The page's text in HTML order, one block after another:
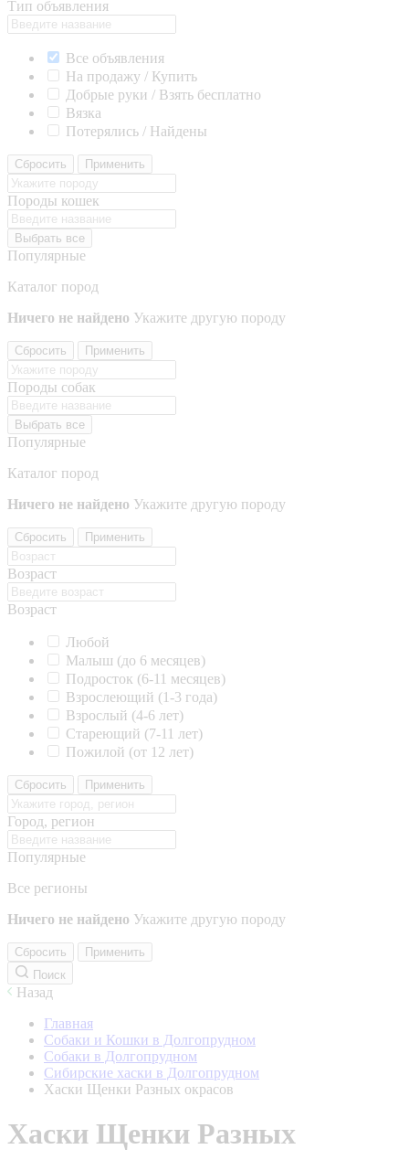
Тип объявления
Все объявления
На продажу / Купить
Добрые руки / Взять бесплатно
Вязка
Потерялись / Найдены
Сбросить Применить
Породы кошек
Выбрать все
Популярные
Каталог пород
Ничего не найдено Укажите другую породу
Сбросить Применить
Породы собак
Выбрать все
Популярные
Каталог пород
Ничего не найдено Укажите другую породу
Сбросить Применить
Возраст
Возраст
Любой
Малыш (до 6 месяцев)
Подросток (6-11 месяцев)
Взрослеющий (1-3 года)
Взрослый (4-6 лет)
Стареющий (7-11 лет)
Пожилой (от 12 лет)
Сбросить Применить
Город, регион
Популярные
Все регионы
Ничего не найдено Укажите другую породу
Сбросить
Применить
Поиск
Назад
Главная
Собаки и Кошки в Долгопрудном
Собаки в Долгопрудном
Сибирские хаски в Долгопрудном
Хаски Щенки Разных окрасов
Хаски Щенки Разных